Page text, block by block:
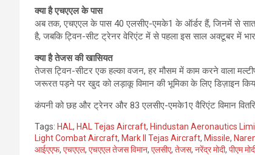
क्या है एचएएल के पास
अब तक, एचएएल के पास 40 एलसीए-एमके1 के ऑर्डर हैं, जिनमें से सात
है, जबकि ट्विन-सीट ट्रेनर वेरिएंट में से पहला इस साल अक्टूबर में
क्या है तेजस की खासियत
तेजस ट्विन-सीटर एक हल्का वजन, हर मौसम में काम करने वाला
जरूरत पड़ने पर खुद को लड़ाकू विमान की भूमिका के लिए डिज़ाइन
कंपनी को छह और ट्रेनर और 83 एलसीए-एमके1ए वैरिएंट विमान
Tags: HAL , HAL Tejas Aircraft, Hindustan Aeronautics
Light Combat Aircraft, Mark II Tejas Aircraft, Missile,
आईएएफ, एचएएल, एचएएल तेजस विमान, एलसीए, तेजस, नरेंद्र मोदी, पीएम